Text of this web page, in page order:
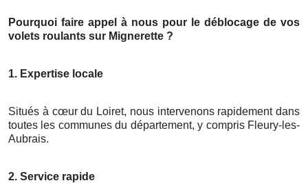
Pourquoi faire appel à nous pour le déblocage de vos
volets roulants sur Mignerette ?
1. Expertise locale
Situés à cœur du Loiret, nous intervenons rapidement dans
toutes les communes du département, y compris Fleury-les-
Aubrais.
2. Service rapide